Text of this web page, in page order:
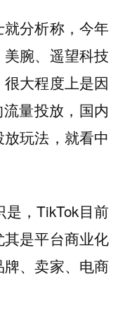
分析称，今年
腕、遥望科技
大程度上是因
量投放，国内
玩法，就看中
，TikTok目前
是平台商业化
、卖家、电商